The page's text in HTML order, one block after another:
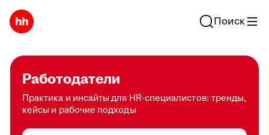
Поиск
Работодатели
Практика и инсайты для HR-специалистов: тренды,
кейсы и рабочие подходы